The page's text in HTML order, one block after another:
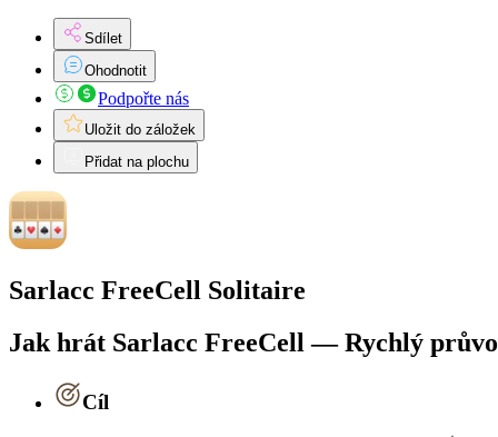
Sdílet
Ohodnotit
Podpořte nás
Uložit do záložek
Přidat na plochu
Sarlacc FreeCell Solitaire
Jak hrát Sarlacc FreeCell — Rychlý
Cíl